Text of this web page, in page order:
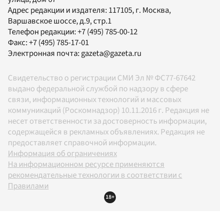
Адрес редакции и издателя: 117105, г. Москва,
Варшавское шоссе, д.9, стр.1
Телефон редакции:+7 (495) 785-00-12
Факс:+7 (495) 785-17-01
Электронная почта: gazeta@gazeta.ru
Свидетельство о регистрации СМИ Эл № ФС77-67642
выдано федеральной службой по надзору в сфере
связи, информационных технологий и массовых
коммуникаций (Роскомнадзор) 10.11.2016 г. Редакция не
несет ответственности за достоверность информации,
содержащейся в рекламных объявлениях. Редакция не
предоставляет справочной информации.
Информация об ограничениях
На информационном ресурсе применяются
рекомендательные технологии в соответствии с
Правилами
18+